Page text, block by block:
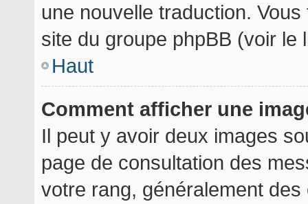
une nouvelle traduction.
site du groupe phpBB (voir le
Haut
Comment afficher une
Il peut y avoir deux images
page de consultation des
votre rang, généralement